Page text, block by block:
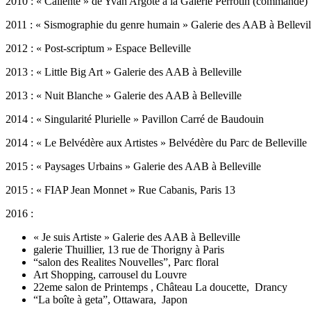
2011 : « Sismographie du genre humain » Galerie des AAB à
2012 : « Post-scriptum » Espace Belleville
2013 : « Little Big Art » Galerie des AAB à Belleville
2013 : « Nuit Blanche » Galerie des AAB à Belleville
2014 : « Singularité Plurielle » Pavillon Carré de Baudouin
2014 : « Le Belvédère aux Artistes » Belvédère du Parc de Belleville
2015 : « Paysages Urbains » Galerie des AAB à Belleville
2015 : « FIAP Jean Monnet » Rue Cabanis, Paris 13
2016 :
« Je suis Artiste » Galerie des AAB à Belleville
galerie Thuillier, 13 rue de Thorigny à Paris
“salon des Realites Nouvelles”, Parc floral
Art Shopping, carrousel du Louvre
22eme salon de Printemps , Château La doucette, Drancy
“La boîte à geta”, Ottawara, Japon